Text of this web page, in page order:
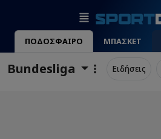
ΠΟΔΟΣΦΑΙΡΟ ΜΠΑΣΚΕΤ
Bundesliga Ειδήσεις